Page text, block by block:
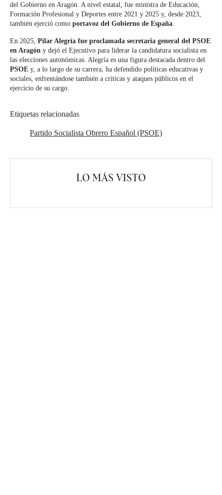
del Gobierno en Aragón. A nivel estatal, fue ministra de Educación,
Formación Profesional y Deportes entre 2021 y 2025 y, desde 2023,
también ejerció como portavoz del Gobierno de España.
En 2025, Pilar Alegría fue proclamada secretaria general del PSOE
en Aragón y dejó el Ejecutivo para liderar la candidatura socialista en
las elecciones autonómicas. Alegría es una figura destacada dentro del
PSOE y, a lo largo de su carrera, ha defendido políticas educativas y
sociales, enfrentándose también a críticas y ataques públicos en el
ejercicio de su cargo.
Etiquetas relacionadas
Partido Socialista Obrero Español (PSOE)
LO MÁS VISTO